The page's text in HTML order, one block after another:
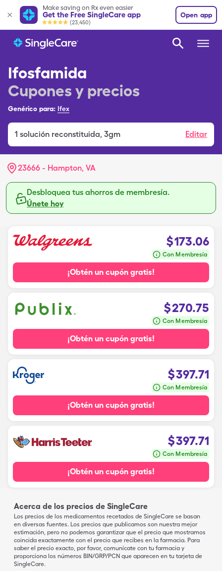
Make saving on Rx even easier
Get the Free SingleCare app
(23,450)
Open app
Ifosfamida
Cupones y precios
Genérico para: Ifex
1 solución reconstituida, 3gm Editar
23666 - Hampton, VA
Desbloquea tus ahorros de membresía.
Únete hoy
$173.06
Con Membresía
¡Obtén un cupón gratis!
$270.75
Con Membresía
¡Obtén un cupón gratis!
$397.71
Con Membresía
¡Obtén un cupón gratis!
$397.71
Con Membresía
¡Obtén un cupón gratis!
Acerca de los precios de SingleCare
Los precios de los medicamentos recetados de SingleCare se basan
en diversas fuentes. Los precios que publicamos son nuestra mejor
estimación, pero no podemos garantizar que el precio que mostramos
coincida exactamente con el precio que recibes en la farmacia. Para
saber el precio exacto, por favor, comunícate con tu farmacia y
proporciona los números BIN/GRP/PCN que aparecen en tu tarjeta de
SingleCare.